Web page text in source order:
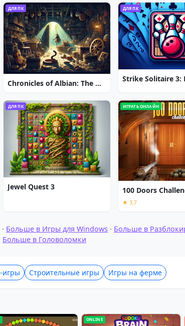
ДЛЯ ПК
Chronicles of Albian: The Magic Convention
ДЛЯ ПК
ДЛЯ ПК
Jewel Quest 3
ИГРАТЬ ОНЛАЙН
100 Doors
★ 3,7
· Больше в Игры для Windows · Больше в
Больше в Головоломки
игры Строительные игры Игры на ферме
ONLINE